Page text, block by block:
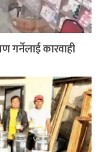
गर्नेलाई कारवाही